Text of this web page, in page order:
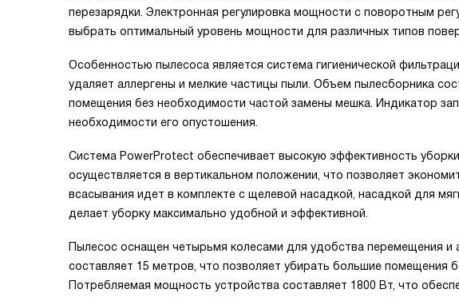
перезарядки. Электронная регулировка мощности с поворотным
выбрать оптимальный уровень мощности для различных типов
Особенностью пылесоса является система гигиенической
удаляет аллергены и мелкие частицы пыли. Объем пылесборника
помещения без необходимости частой замены мешка. Индикатор
необходимости его опустошения.
Система PowerProtect обеспечивает высокую эффективность
осуществляется в вертикальном положении, что позволяет
всасывания идет в комплекте с щелевой насадкой, насадкой для
делает уборку максимально удобной и эффективной.
Пылесос оснащен четырьмя колесами для удобства перемещения и
составляет 15 метров, что позволяет убирать большие помещения
Потребляемая мощность устройства составляет 1800 Вт, что